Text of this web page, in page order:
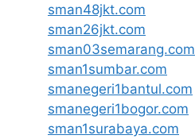
sman48jkt.com
sman26jkt.com
sman03semarang.com
sman1sumbar.com
smanegeri1bantul.com
smanegeri1bogor.com
sman1surabaya.com